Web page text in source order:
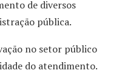
de diversos
pública.
no setor público
do atendimento.